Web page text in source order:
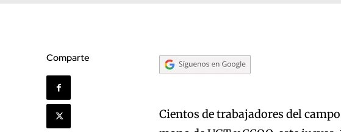
Comparte
Cientos de trabajadores del